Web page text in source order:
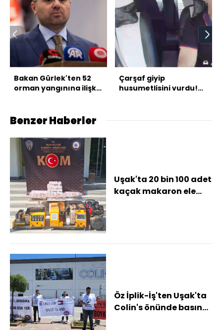
Bakan Gürlek'ten 52
orman yangınına ilişkin
Çarşaf giyip
husumetlisini vurdu!
Benzer Haberler
Uşak'ta 20 bin 100 adet
kaçak makaron ele
Öz İplik-İş'ten Uşak'ta
Colin's önünde basın